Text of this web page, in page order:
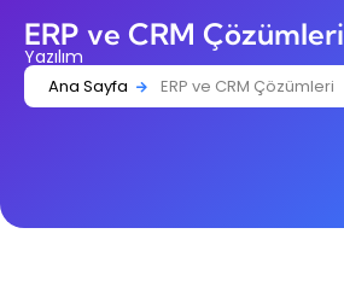
Ana Sayfa ERP ve CRM Çözümleri
ERP ve CRM Çözümleri
Yazılım